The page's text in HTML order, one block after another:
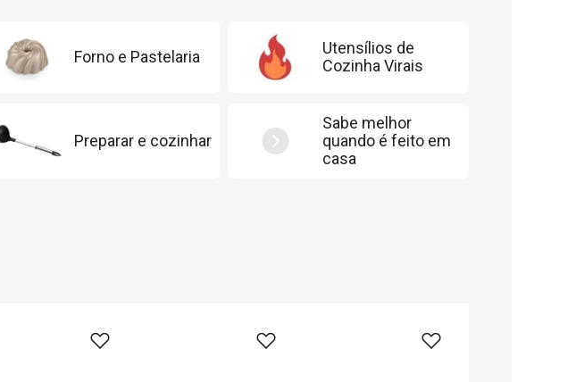
Forno e Pastelaria
Utensílios de
Cozinha Virais
Preparar e cozinhar
Sabe melhor
quando é feito em
casa